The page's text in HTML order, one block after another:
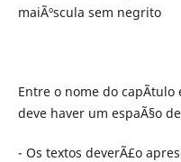
maiÃºscula sem negrito
Entre o nome do capÃ­tulo
deve haver um espaÃ§o
- Os textos deverÃ£o